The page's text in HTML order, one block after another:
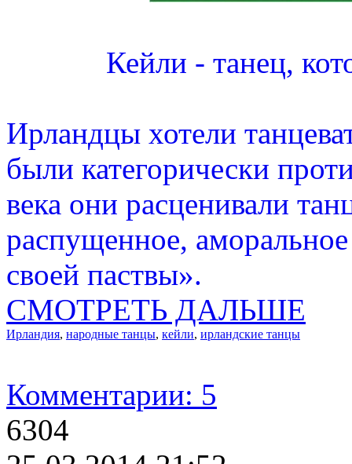
Кейли - танец,
Ирландцы хотели
были категорически
века они расценивали
распущенное,
своей паствы».
СМОТРЕТЬ ДАЛЬШЕ
Ирландия, народные танцы, кейли, ирландские танцы
Комментарии: 5
6304